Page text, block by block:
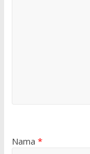
Nama *